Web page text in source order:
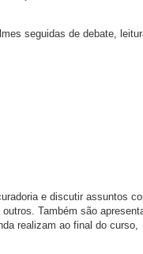
seguidas de debate,
e discutir assuntos
Também são
realizam ao final do curso,